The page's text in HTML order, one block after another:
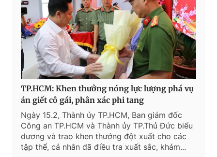
TP.HCM: Khen thưởng nóng lực lượng phá vụ
án giết cô gái, phân xác phi tang
Ngày 15.2, Thành ủy TP.HCM, Ban giám đốc
Công an TP.HCM và Thành ủy TP.Thủ Đức biểu
dương và trao khen thưởng đột xuất cho các
tập thể, cá nhân đã điều tra xuất sắc, khám...